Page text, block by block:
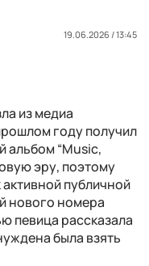
19.06.2026 / 13:45
из медиа
году получил
альбом “Music,
эру, поэтому
публичной
нового номера
певица рассказала
была взять